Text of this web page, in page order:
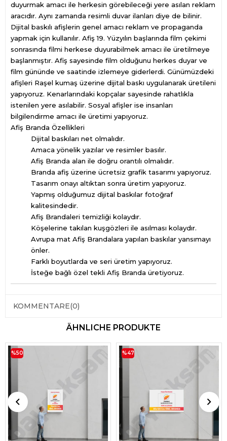
duyurmak amacı ile herkesin görebileceği yere asılan reklam
aracıdır. Aynı zamanda resimli duvar ilanları diye de bilinir.
Dijital baskılı afişlerin genel amacı reklam ve propaganda
yapmak için kullanılır. Afiş 19. Yüzyılın başlarında film çekimi
sonrasında filmi herkese duyurabilmek amacı ile üretilmeye
başlanmıştır. Afiş sayesinde film olduğunu herkes duyar ve
film gününde ve saatinde izlemeye giderlerdi. Günümüzdeki
afişleri Raşel kumaş üzerine dijital baskı uygulanarak üretileni
yapıyoruz. Kenarlarındaki kopçalar sayesinde rahatlıkla
istenilen yere asılabilir. Sosyal afişler ise insanları
bilgilendirme amacı ile üretimi yapıyoruz.
Afiş Branda Özellikleri
Dijital baskıları net olmalıdır.
Amaca yönelik yazılar ve resimler basılır.
Afiş Branda alan ile doğru orantılı olmalıdır.
Branda afiş üzerine ücretsiz grafik tasarımı yapıyoruz.
Tasarım onayı altıktan sonra üretim yapıyoruz.
Yapmış olduğumuz dijital baskılar fotoğraf
kalitesindedir.
Afiş Brandaleri temizliği kolaydır.
Köşelerine takılan kuşgözleri ile asılması kolaydır.
Avrupa mat Afiş Brandalara yapılan baskılar yansımayı
önler.
Farklı boyutlarda ve seri üretim yapıyoruz.
İsteğe bağlı özel tekli Afiş Branda üretiyoruz.
KOMMENTARE(0)
ÄHNLICHE PRODUKTE
%50 %47